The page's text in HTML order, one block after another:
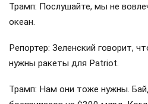
Трамп: Послушайте, мы не
океан.
Репортер: Зеленский говорит,
нужны ракеты для Patriot.
Трамп: Нам они тоже нужны.